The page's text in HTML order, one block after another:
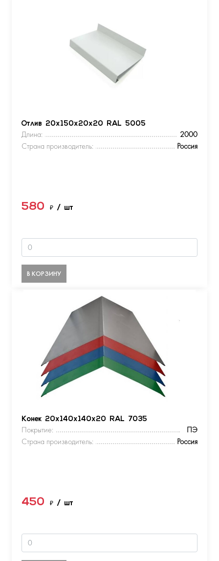
Отлив 20х150х20х20 RAL 5005
Длина:
2000
Страна производитель:
Россия
580 ₽ / шт
В КОРЗИНУ
Конек 20х140х140х20 RAL 7035
Покрытие:
ПЭ
Страна производитель:
Россия
450 ₽ / шт